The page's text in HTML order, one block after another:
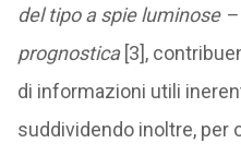
del tipo a spie luminose
prognostica [3],
di informazioni utili
suddividendo inoltre, per